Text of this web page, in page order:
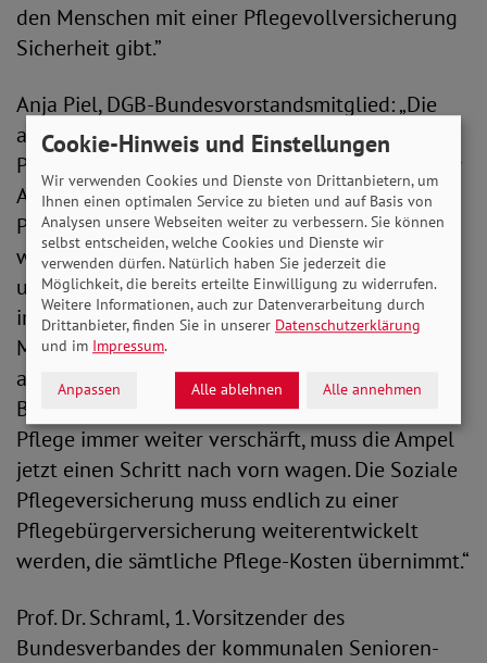
den Menschen mit einer Pflegevollversicherung
Sicherheit gibt.”
Anja Piel, DGB-Bundesvorstandsmitglied: „Die
aktuelle Pflegereform löst leider nicht alle
Probleme pflegebedürftiger Menschen und ihrer
Angehörigen. Dauerhaft zu wenig Geld in der
Pflegeversicherung bedeutet auch dauerhaft
weniger Leistungen für die Schwächsten in
unserer Gesellschaft. Weil wir erfreulicherweise
immer älter werden, sind wir absehbar auf mehr
Menschen für die Pflege angewiesen. Weil sich
aber wegen Überlastung und schlechter
Bedingungen der Fachkräftemangel in der
Pflege immer weiter verschärft, muss die Ampel
jetzt einen Schritt nach vorn wagen. Die Soziale
Pflegeversicherung muss endlich zu einer
Pflegebürgerversicherung weiterentwickelt
werden, die sämtliche Pflege-Kosten übernimmt.“
Prof. Dr. Schraml, 1. Vorsitzender des
Bundesverbandes der kommunalen Senioren-
Cookie-Hinweis und Einstellungen
Wir verwenden Cookies und Dienste von Drittanbietern, um
Ihnen einen optimalen Service zu bieten und auf Basis von
Analysen unsere Webseiten weiter zu verbessern. Sie können
selbst entscheiden, welche Cookies und Dienste wir
verwenden dürfen. Natürlich haben Sie jederzeit die
Möglichkeit, die bereits erteilte Einwilligung zu widerrufen.
Weitere Informationen, auch zur Datenverarbeitung durch
Drittanbieter, finden Sie in unserer Datenschutzerklärung
und im Impressum.
Anpassen Alle ablehnen Alle annehmen